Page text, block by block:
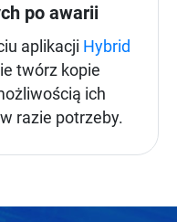
po awarii
aplikacji Hybrid
twórz kopie
ich
razie potrzeby.